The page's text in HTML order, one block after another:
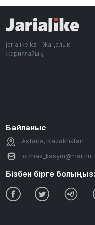
jarialike.kz - Жаңалық
жариялайық!
Байланыс
Astana, Kazakhstan
olzhas_kasym@mail.ru
Бізбен бірге болыңыз: